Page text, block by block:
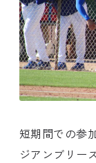
短期間での参
ジアンブリー